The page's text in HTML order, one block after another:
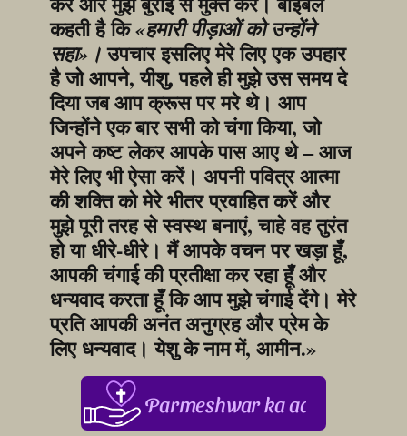
कहती है कि «हमारी पीड़ाओं को उन्होंने
सहा»। उपचार इसलिए मेरे लिए एक उपहार
है जो आपने, यीशु, पहले ही मुझे उस समय दे
दिया जब आप क्रूस पर मरे थे। आप
जिन्होंने एक बार सभी को चंगा किया, जो
अपने कष्ट लेकर आपके पास आए थे – आज
मेरे लिए भी ऐसा करें। अपनी पवित्र आत्मा
की शक्ति को मेरे भीतर प्रवाहित करें और
मुझे पूरी तरह से स्वस्थ बनाएं, चाहे वह तुरंत
हो या धीरे-धीरे। मैं आपके वचन पर खड़ा हूँ,
आपकी चंगाई की प्रतीक्षा कर रहा हूँ और
धन्यवाद करता हूँ कि आप मुझे चंगाई देंगे। मेरे
प्रति आपकी अनंत अनुग्रह और प्रेम के
लिए धन्यवाद। येशु के नाम में, आमीन.»
Parmeshwar ka aabhar,